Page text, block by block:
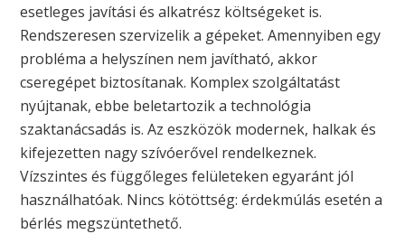
esetleges javítási és alkatrész költségeket is.
Rendszeresen szervizelik a gépeket. Amennyiben egy
probléma a helyszínen nem javítható, akkor
cseregépet biztosítanak. Komplex szolgáltatást
nyújtanak, ebbe beletartozik a technológia
szaktanácsadás is. Az eszközök modernek, halkak és
kifejezetten nagy szívóerővel rendelkeznek.
Vízszintes és függőleges felületeken egyaránt jól
használhatóak. Nincs kötöttség: érdekmúlás esetén a
bérlés megszüntethető.